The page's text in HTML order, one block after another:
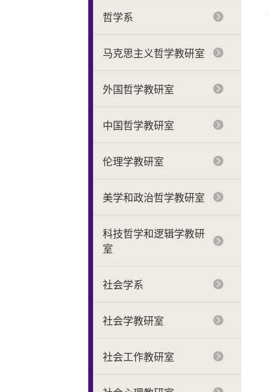
哲学系
马克思主义哲学教研室
外国哲学教研室
中国哲学教研室
伦理学教研室
美学和政治哲学教研室
科技哲学和逻辑学教研
室
社会学系
社会学教研室
社会工作教研室